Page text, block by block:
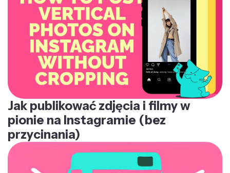
Jak publikować zdjęcia i filmy w
pionie na Instagramie (bez
przycinania)